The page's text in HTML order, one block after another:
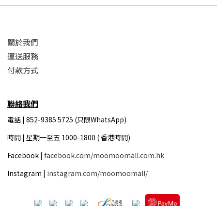
關於我們
運送服務
付款方式
聯絡我們
電話 | 852-9385 5725 (只限WhatsApp)
時間 | 星期一至五 1000-1800 ( 香港時間)
Facebook | facebook.com/moomoomall.com.hk
Instagram | instagram.com/moomoomall/